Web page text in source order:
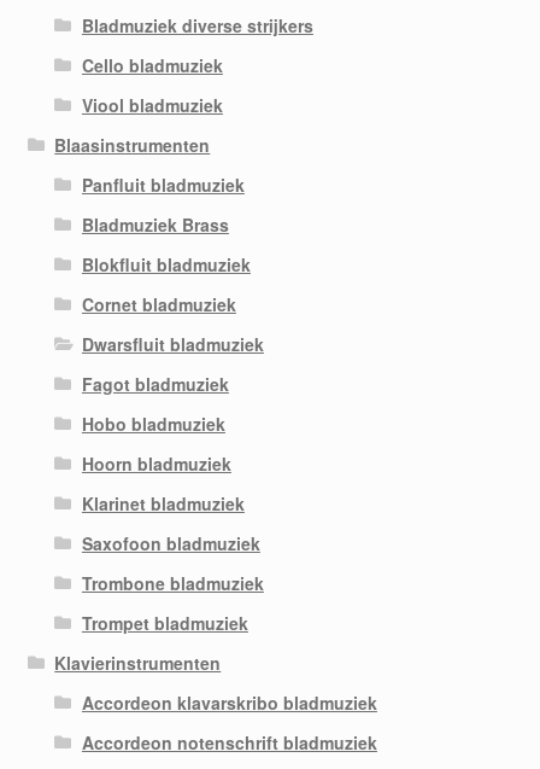
Bladmuziek diverse strijkers
Cello bladmuziek
Viool bladmuziek
Blaasinstrumenten
Panfluit bladmuziek
Bladmuziek Brass
Blokfluit bladmuziek
Cornet bladmuziek
Dwarsfluit bladmuziek
Fagot bladmuziek
Hobo bladmuziek
Hoorn bladmuziek
Klarinet bladmuziek
Saxofoon bladmuziek
Trombone bladmuziek
Trompet bladmuziek
Klavierinstrumenten
Accordeon klavarskribo bladmuziek
Accordeon notenschrift bladmuziek